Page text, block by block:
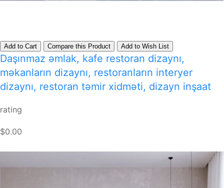
Add to Cart Compare this Product Add to Wish List
Daşınmaz əmlak, kafe restoran dizaynı,
məkanların dizaynı, restoranların interyer
dizaynı, restoran təmir xidməti, dizayn inşaat
rating
$0.00